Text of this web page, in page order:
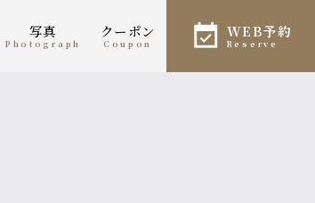
写真
photograph
クーポン
coupon
WEB予約
reserve